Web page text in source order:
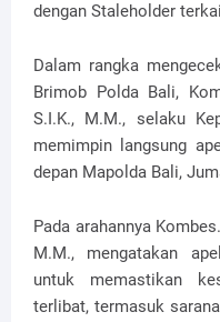
dengan Staleholder
Dalam rangka
Brimob Polda Bali,
S.I.K., M.M., selaku
memimpin langsung
depan Mapolda Bali,
Pada arahannya
M.M., mengatakan
untuk memastikan
terlibat, termasuk